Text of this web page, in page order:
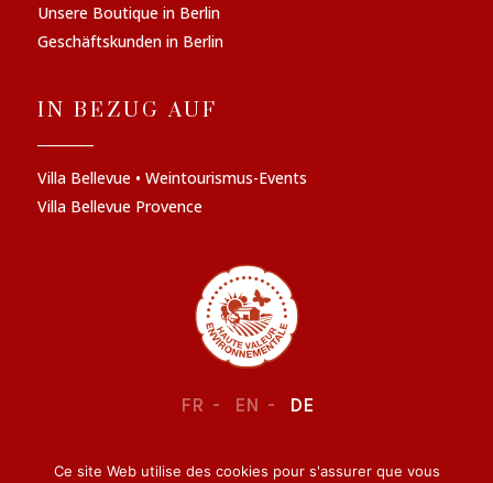
Unsere Boutique in Berlin
Geschäftskunden in Berlin
IN BEZUG AUF
Villa Bellevue • Weintourismus-Events
Villa Bellevue Provence
FR EN DE
RECHTLICHE INFORMATIONEN–VERTRAULICHKEIT
Ce site Web utilise des cookies pour s'assurer que vous